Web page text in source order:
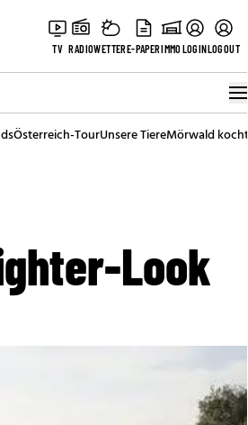
TV RADIOWETTERE-PAPERIMMOLOGINLOGOUT
Österreich-TourUnsere TiereMörwald kocht
Look